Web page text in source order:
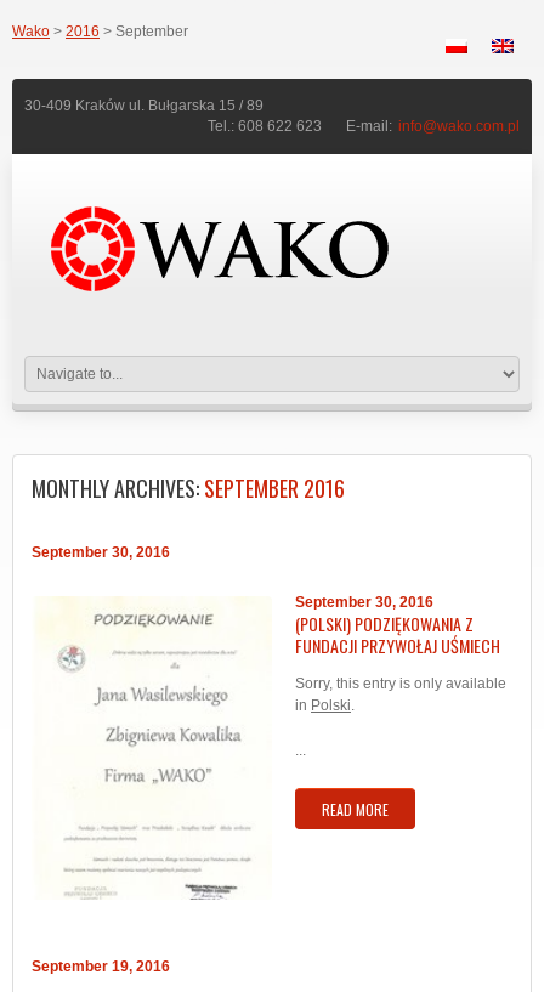
Wako > 2016 > September
30-409 Kraków ul. Bułgarska 15 / 89
Tel.: 608 622 623
E-mail: info@wako.com.pl
MONTHLY ARCHIVES:SEPTEMBER 2016
September 30, 2016
September 30, 2016
(POLSKI) PODZIĘKOWANIA Z
FUNDACJI PRZYWOŁAJ UŚMIECH
Sorry, this entry is only available
in Polski.
...
READ MORE
September 19, 2016